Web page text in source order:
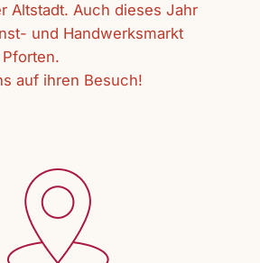
Altstadt. Auch dieses Jahr
und Handwerksmarkt
auf ihren Besuch!